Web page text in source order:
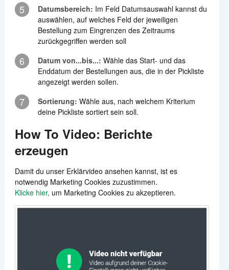
5 Datumsbereich: Im Feld Datumsauswahl kannst du
auswählen, auf welches Feld der jeweiligen
Bestellung zum Eingrenzen des Zeitraums
zurückgegriffen werden soll
6 Datum von...bis...: Wähle das Start- und das
Enddatum der Bestellungen aus, die in der Pickliste
angezeigt werden sollen.
7 Sortierung: Wähle aus, nach welchem Kriterium
deine Pickliste sortiert sein soll.
How To Video: Berichte
erzeugen
Damit du unser Erklärvideo ansehen kannst, ist es
notwendig Marketing Cookies zuzustimmen.
Klicke hier, um Marketing Cookies zu akzeptieren.